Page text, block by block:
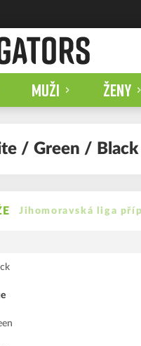
MUŽI ŽENY
/ Green /
Jihomoravská liga